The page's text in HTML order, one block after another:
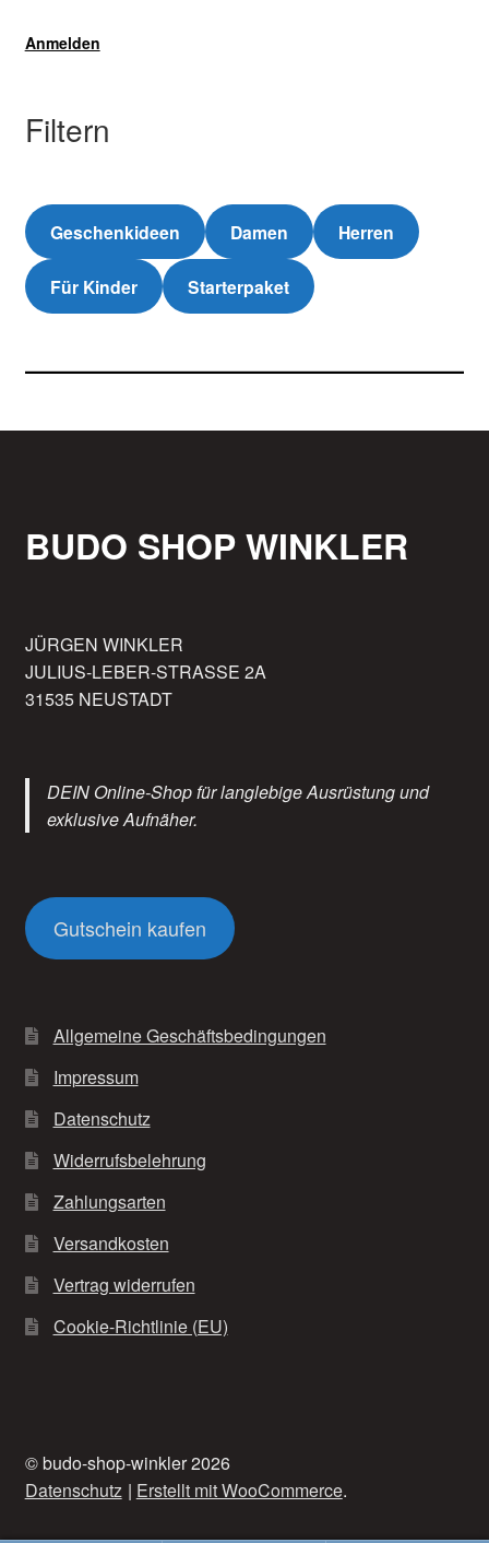
Anmelden
Filtern
Geschenkideen Damen Herren
Für Kinder Starterpaket
BUDO SHOP WINKLER
JÜRGEN WINKLER
JULIUS-LEBER-STRASSE 2A
31535 NEUSTADT
DEIN Online-Shop für langlebige Ausrüstung und
exklusive Aufnäher.
Gutschein kaufen
Allgemeine Geschäftsbedingungen
Impressum
Datenschutz
Widerrufsbelehrung
Zahlungsarten
Versandkosten
Vertrag widerrufen
Cookie-Richtlinie (EU)
© budo-shop-winkler 2026
Datenschutz
Erstellt mit WooCommerce.